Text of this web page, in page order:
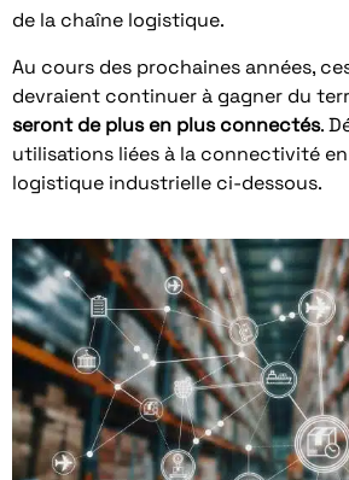
de la chaîne logistique.
Au cours des prochaines années,
devraient continuer à gagner du
seront de plus en plus connectés.
utilisations liées à la connectivité
logistique industrielle ci-dessous.